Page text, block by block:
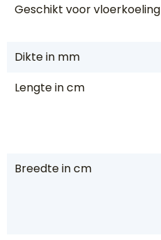
Geschikt voor vloerkoeling
Dikte in mm
Lengte in cm
Breedte in cm